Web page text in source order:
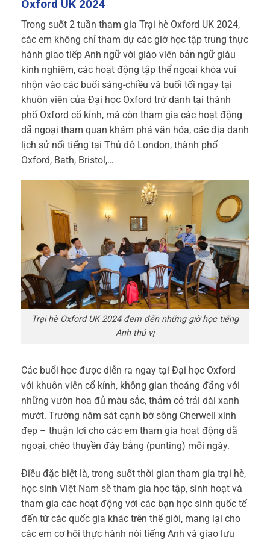
Oxford UK 2024
Trong suốt 2 tuần tham gia Trại hè Oxford UK 2024,
các em không chỉ tham dự các giờ học tập trung thực
hành giao tiếp Anh ngữ với giáo viên bản ngữ giàu
kinh nghiệm, các hoạt động tập thể ngoại khóa vui
nhộn vào các buổi sáng-chiều và buổi tối ngay tại
khuôn viên của Đại học Oxford trứ danh tại thành
phố Oxford cổ kính, mà còn tham gia các hoạt động
dã ngoại tham quan khám phá văn hóa, các địa danh
lịch sử nổi tiếng tại Thủ đô London, thành phố
Oxford, Bath, Bristol,…
Trại hè Oxford UK 2024 đem đến những giờ học tiếng
Anh thú vị
Các buổi học được diễn ra ngay tại Đại học Oxford
với khuôn viên cổ kính, không gian thoáng đãng với
những vườn hoa đủ màu sắc, thảm cỏ trải dài xanh
mướt. Trường nằm sát cạnh bờ sông Cherwell xinh
đẹp – thuận lợi cho các em tham gia hoạt động dã
ngoại, chèo thuyền đáy bằng (punting) mỗi ngày.
Điều đặc biệt là, trong suốt thời gian tham gia trại hè,
học sinh Việt Nam sẽ tham gia học tập, sinh hoạt và
tham gia các hoạt động với các bạn học sinh quốc tế
đến từ các quốc gia khác trên thế giới, mang lại cho
các em cơ hội thực hành nói tiếng Anh và giao lưu